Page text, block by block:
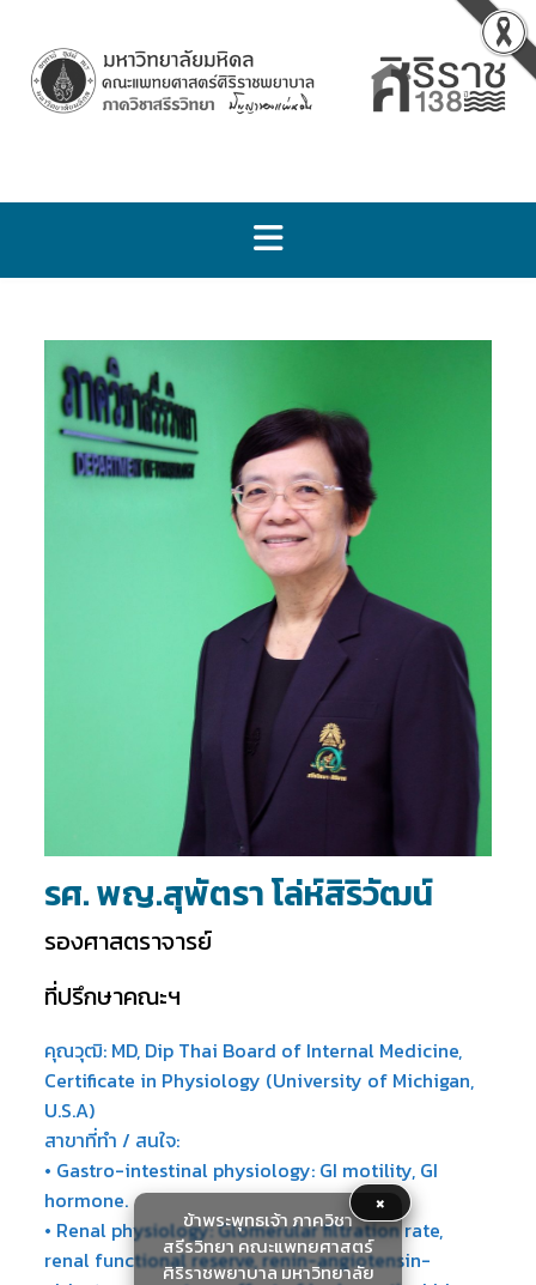
×
ข้าพระพุทธเจ้า ภาควิชา
สรีรวิทยา คณะแพทยศาสตร์
ศิริราชพยาบาล มหาวิทยาลัย
รศ. พญ.สุพัตรา โล่ห์สิริวัฒน์
รองศาสตราจารย์
ที่ปรึกษาคณะฯ
คุณวุฒิ: MD, Dip Thai Board of Internal Medicine,
Certificate in Physiology (University of Michigan,
U.S.A)
สาขาที่ทำ / สนใจ:
• Gastro-intestinal physiology: GI motility, GI
hormone.
• Renal physiology: Glomerular filtration rate,
renal functional reserve, renin-angiotensin-